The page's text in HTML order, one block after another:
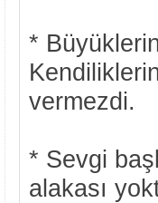
*
vermezdi.
* Sevgi
alakası